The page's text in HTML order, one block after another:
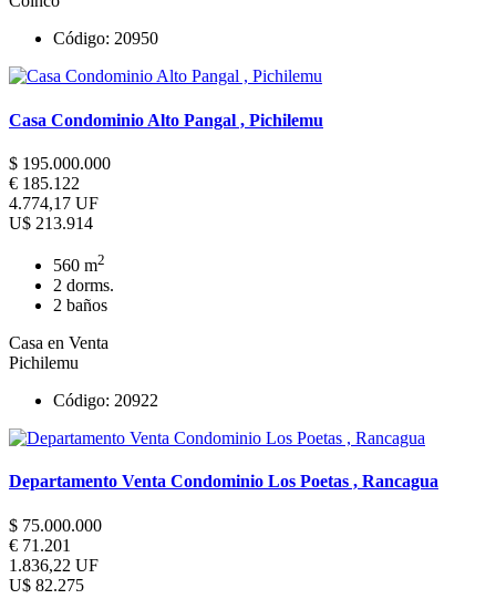
Código: 20950
Casa Condominio Alto Pangal , Pichilemu
$ 195.000.000
€ 185.122
4.774,17 UF
U$ 213.914
560 m2
2 dorms.
2 baños
Casa en Venta
Pichilemu
Código: 20922
Departamento Venta Condominio Los Poetas , Rancagua
$ 75.000.000
€ 71.201
1.836,22 UF
U$ 82.275